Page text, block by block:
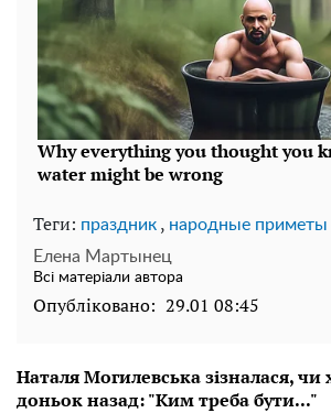
Теги: праздник , народные приметы
Елена Мартынец
Всі матеріали автора
Опубліковано: 29.01 08:45
Наталя Могилевська зізналася, чи
доньок назад: "Ким треба бути..."